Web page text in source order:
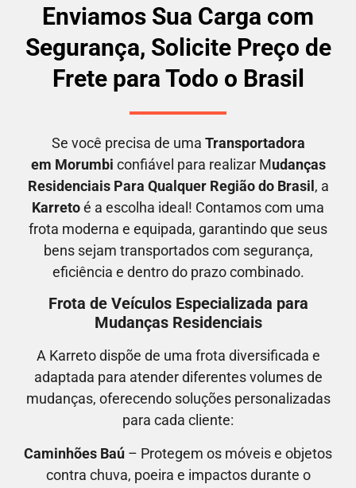
Enviamos Sua Carga com
Segurança, Solicite Preço de
Frete para Todo o Brasil
Se você precisa de uma Transportadora
em Morumbi confiável para realizar Mudanças
Residenciais Para Qualquer Região do Brasil , a
Karretoé a escolha ideal! Contamos com uma
frota moderna e equipada, garantindo que seus
bens sejam transportados com segurança,
eficiência e dentro do prazo combinado.
Frota de Veículos Especializada para
Mudanças Residenciais
A Karreto dispõe de uma frota diversificada e
adaptada para atender diferentes volumes de
mudanças, oferecendo soluções personalizadas
para cada cliente:
Caminhões Baú – Protegem os móveis e objetos
contra chuva, poeira e impactos durante o